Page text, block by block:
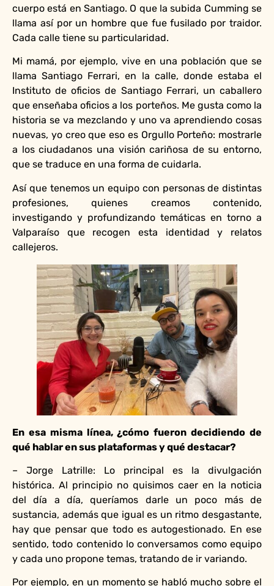
cuerpo está en Santiago. O que la subida Cumming se
llama así por un hombre que fue fusilado por traidor.
Cada calle tiene su particularidad.
Mi mamá, por ejemplo, vive en una población que se
llama Santiago Ferrari, en la calle, donde estaba el
Instituto de oficios de Santiago Ferrari, un caballero
que enseñaba oficios a los porteños. Me gusta como la
historia se va mezclando y uno va aprendiendo cosas
nuevas, yo creo que eso es Orgullo Porteño: mostrarle
a los ciudadanos una visión cariñosa de su entorno,
que se traduce en una forma de cuidarla.
Así que tenemos un equipo con personas de distintas
profesiones, quienes creamos contenido,
investigando y profundizando temáticas en torno a
Valparaíso que recogen esta identidad y relatos
callejeros.
En esa misma línea, ¿cómo fueron decidiendo de
qué hablar en sus plataformas y qué destacar?
– Jorge Latrille: Lo principal es la divulgación
histórica. Al principio no quisimos caer en la noticia
del día a día, queríamos darle un poco más de
sustancia, además que igual es un ritmo desgastante,
hay que pensar que todo es autogestionado. En ese
sentido, todo contenido lo conversamos como equipo
y cada uno propone temas, tratando de ir variando.
Por ejemplo, en un momento se habló mucho sobre el